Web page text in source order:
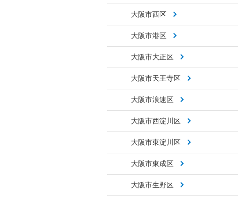
大阪市西区
大阪市港区
大阪市大正区
大阪市天王寺区
大阪市浪速区
大阪市西淀川区
大阪市東淀川区
大阪市東成区
大阪市生野区